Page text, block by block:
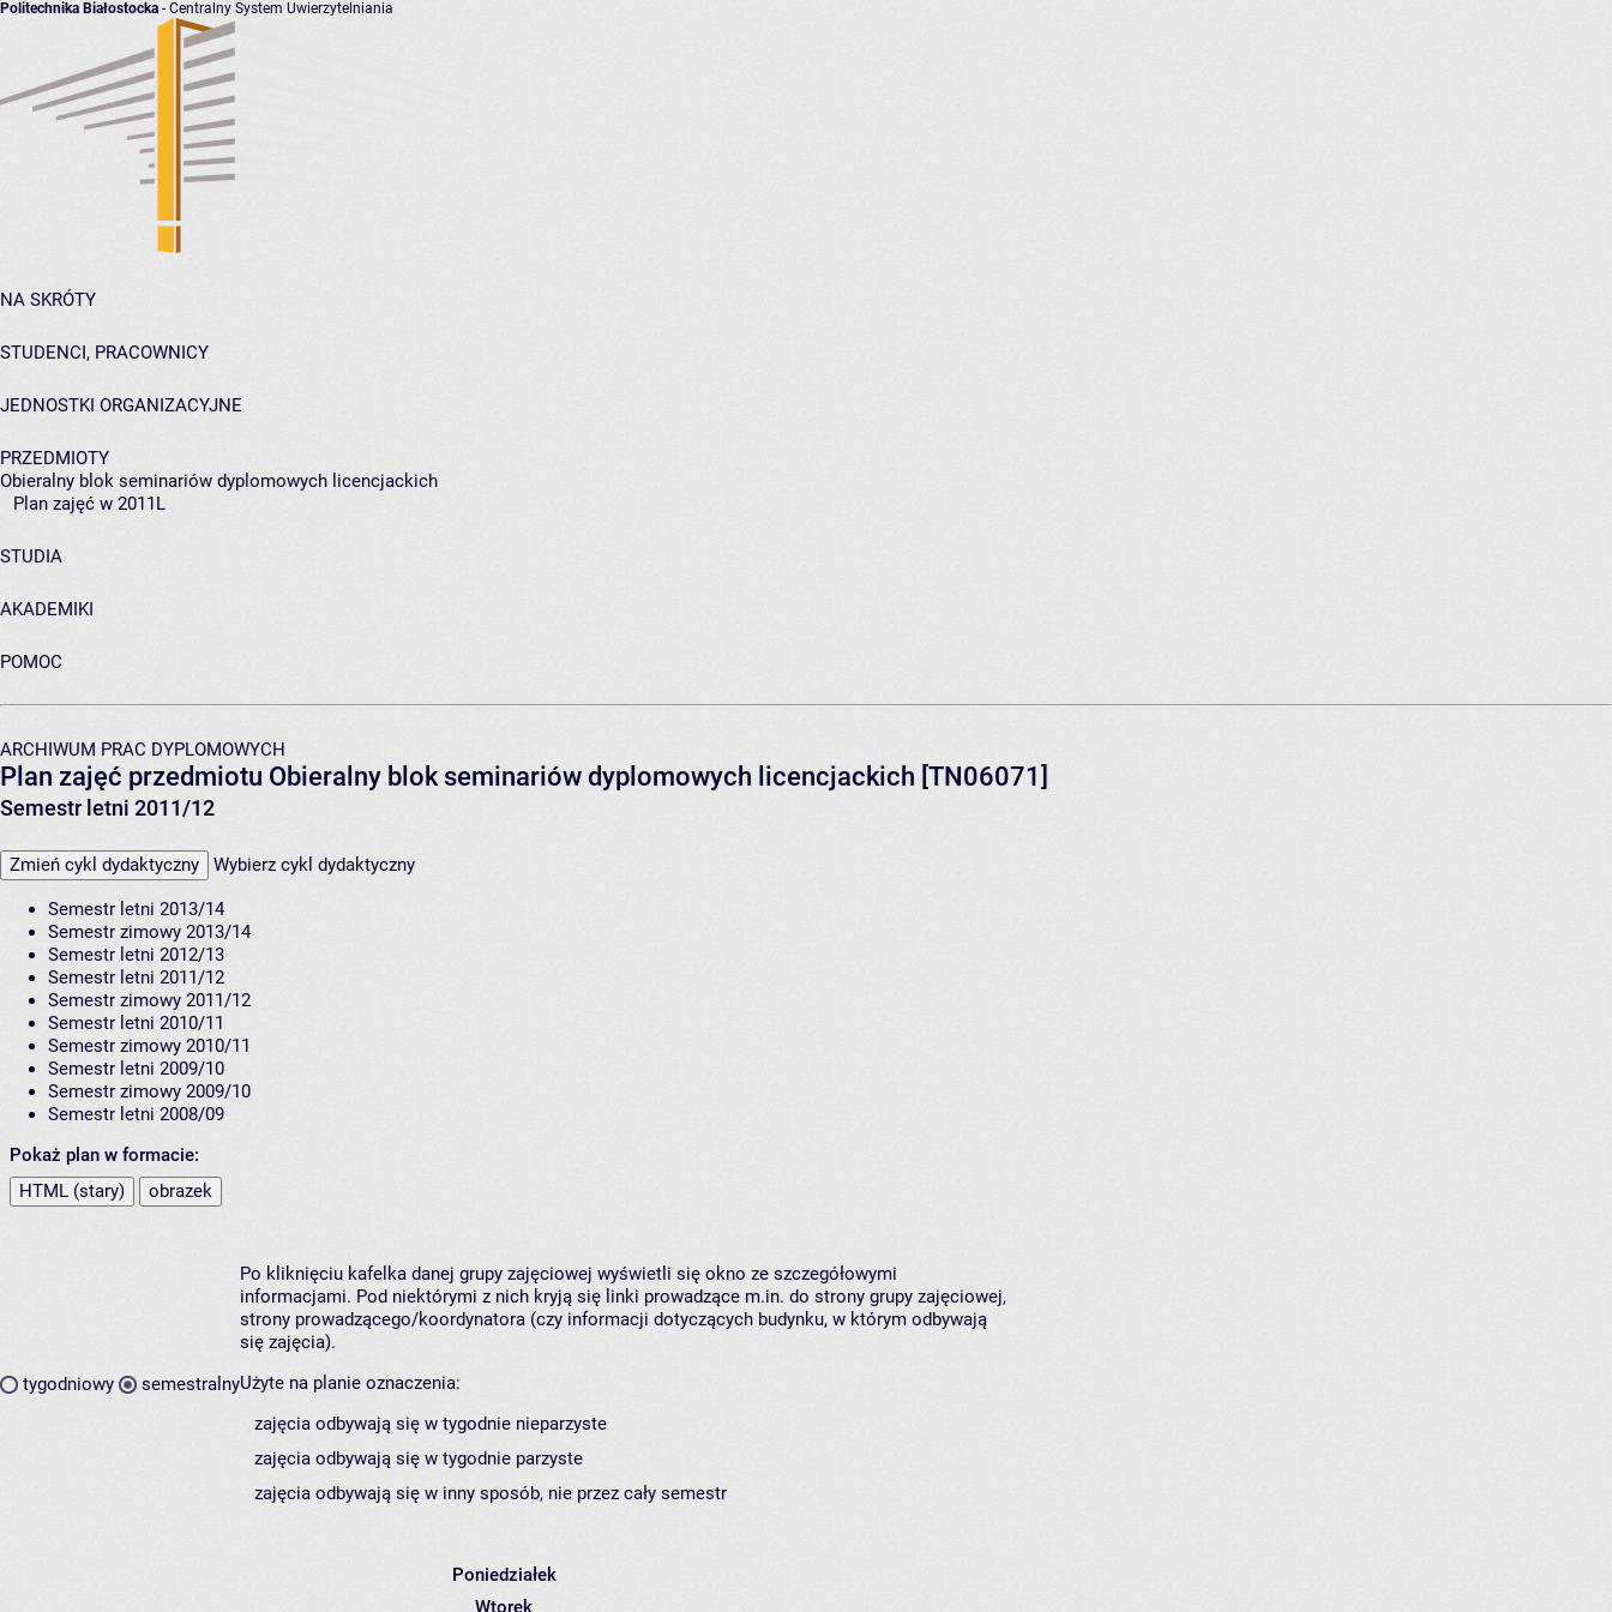
Politechnika Białostocka - Centralny System Uwierzytelniania
NA SKRÓTY
STUDENCI, PRACOWNICY
JEDNOSTKI ORGANIZACYJNE
PRZEDMIOTY
Obieralny blok seminariów dyplomowych licencjackich
Plan zajęć w 2011L
STUDIA
AKADEMIKI
POMOC
ARCHIWUM PRAC DYPLOMOWYCH
Plan zajęć przedmiotu Obieralny blok seminariów dyplomowych licencjackich [TN06071]
Semestr letni 2011/12
Zmień cykl dydaktyczny Wybierz cykl dydaktyczny
Semestr letni 2013/14
Semestr zimowy 2013/14
Semestr letni 2012/13
Semestr letni 2011/12
Semestr zimowy 2011/12
Semestr letni 2010/11
Semestr zimowy 2010/11
Semestr letni 2009/10
Semestr zimowy 2009/10
Semestr letni 2008/09
Pokaż plan w formacie:
HTML (stary)
obrazek
tygodniowy semestralny
Po kliknięciu kafelka danej grupy zajęciowej wyświetli się okno ze szczegółowymi
informacjami. Pod niektórymi z nich kryją się linki prowadzące m.in. do strony grupy zajęciowej,
strony prowadzącego/koordynatora (czy informacji dotyczących budynku, w którym odbywają
się zajęcia).
Użyte na planie oznaczenia:
zajęcia odbywają się w tygodnie nieparzyste
zajęcia odbywają się w tygodnie parzyste
zajęcia odbywają się w inny sposób, nie przez cały semestr
Poniedziałek
Wtorek